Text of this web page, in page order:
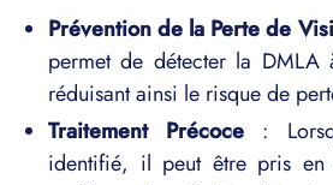
Prévention de la Perte de
permet de détecter la DMLA
réduisant ainsi le risque de
Traitement Précoce :
identifié, il peut être pris en